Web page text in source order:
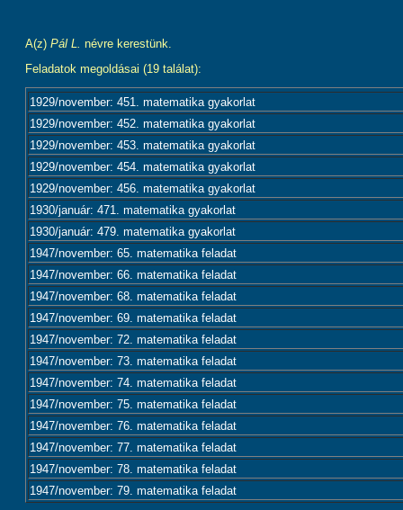
A(z) Pál L. névre kerestünk.
Feladatok megoldásai (19 találat):
1929/november: 451. matematika gyakorlat
1929/november: 452. matematika gyakorlat
1929/november: 453. matematika gyakorlat
1929/november: 454. matematika gyakorlat
1929/november: 456. matematika gyakorlat
1930/január: 471. matematika gyakorlat
1930/január: 479. matematika gyakorlat
1947/november: 65. matematika feladat
1947/november: 66. matematika feladat
1947/november: 68. matematika feladat
1947/november: 69. matematika feladat
1947/november: 72. matematika feladat
1947/november: 73. matematika feladat
1947/november: 74. matematika feladat
1947/november: 75. matematika feladat
1947/november: 76. matematika feladat
1947/november: 77. matematika feladat
1947/november: 78. matematika feladat
1947/november: 79. matematika feladat